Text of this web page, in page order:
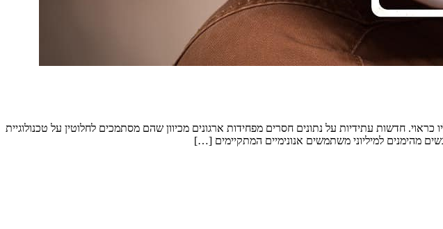
חדשות עתידיות על נתונים חסרים מפחידות ארגונים מכיוון שהם מסתמכים לחלוטין על טכנולוגיית
מהימנים למיליוני משתמשים אנונימיים המתקיימים […]